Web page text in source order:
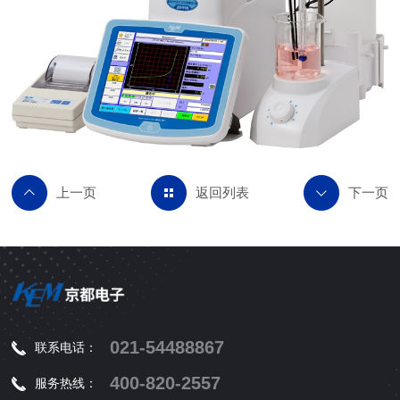
返回列表
联系电话： 021-54488867
服务热线： 400-820-2557